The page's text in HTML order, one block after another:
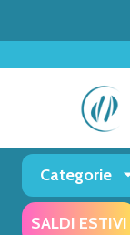
Categorie
SALDI ESTIVI